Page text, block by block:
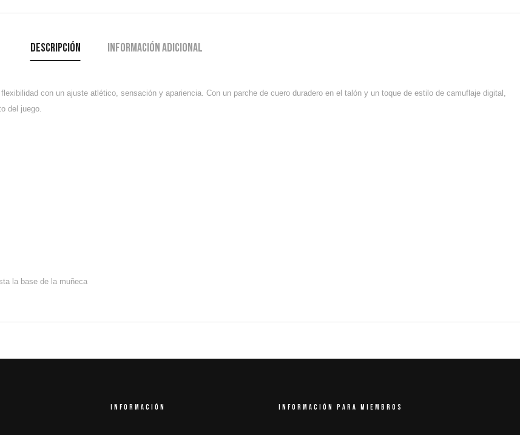
Descripción Información adicional
flexibilidad con un ajuste atlético, sensación y apariencia. Con un parche de cuero duradero en el talón y un toque de estilo de camuflaje digital,
del juego.
la base de la muñeca
INFORMACIÓN INFORMACIÓN PARA MIEMBROS